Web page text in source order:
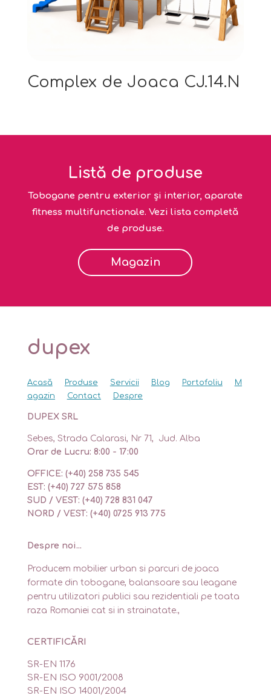
Complex de Joaca CJ.14.N
Listă de produse
Tobogane pentru exterior și interior, aparate
fitness multifunctionale. Vezi lista completă
de produse.
Magazin
dupex
Acasă Produse Servicii Blog Portofoliu
M
agazin
Contact Despre
DUPEX SRL
Sebes, Strada Calarasi, Nr 71, Jud. Alba
Orar de Lucru: 8:00 - 17:00
OFFICE: (+40) 258 735 545
EST: (+40) 727 575 858
SUD / VEST: (+40) 728 831 047
NORD / VEST: (+40) 0725 913 775
Despre noi...
Producem mobilier urban si parcuri de joaca
formate din tobogane, balansoare sau leagane
pentru utilizatori publici sau rezidentiali pe toata
raza Romaniei cat si in strainatate.,
CERTIFICĂRI
SR-EN 1176
SR-EN ISO 9001/2008
SR-EN ISO 14001/2004